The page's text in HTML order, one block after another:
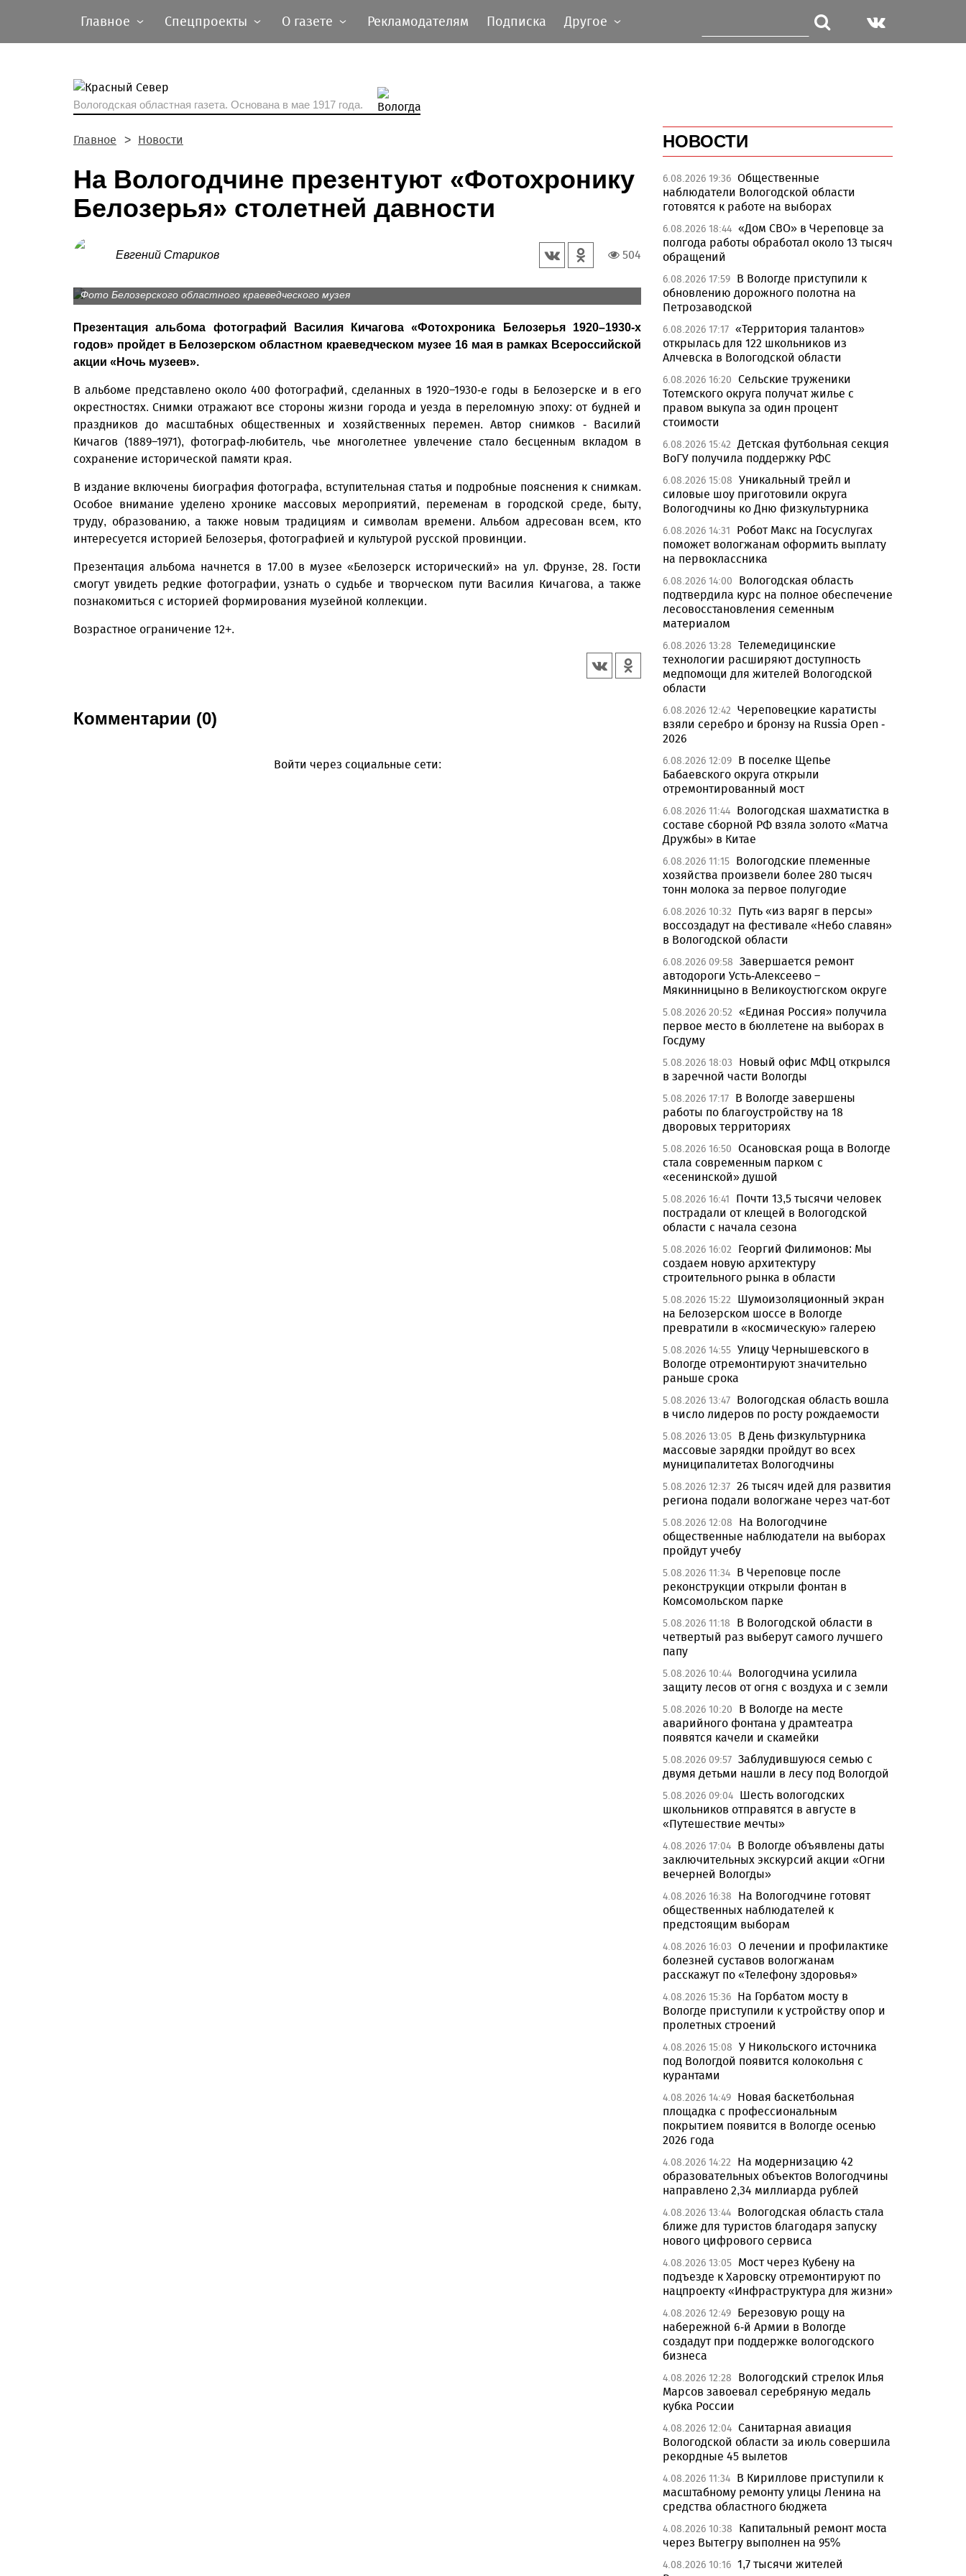
Главное Спецпроекты О газете Рекламодателям Подписка Другое
Вологодская областная газета. Основана в мае 1917 года.
Главное Новости
На Вологодчине презентуют «Фотохронику
Белозерья» столетней давности
Евгений Стариков 504
Фото Белозерского областного краеведческого музея
Презентация альбома фотографий Василия Кичагова «Фотохроника Белозерья 1920–1930-х
годов» пройдет в Белозерском областном краеведческом музее 16 мая в рамках Всероссийской
акции «Ночь музеев».
В альбоме представлено около 400 фотографий, сделанных в 1920–1930-е годы в Белозерске и в его
окрестностях. Снимки отражают все стороны жизни города и уезда в переломную эпоху: от будней и
праздников до масштабных общественных и хозяйственных перемен. Автор снимков - Василий
Кичагов (1889–1971), фотограф-любитель, чье многолетнее увлечение стало бесценным вкладом в
сохранение исторической памяти края.
В издание включены биография фотографа, вступительная статья и подробные пояснения к снимкам.
Особое внимание уделено хронике массовых мероприятий, переменам в городской среде, быту,
труду, образованию, а также новым традициям и символам времени. Альбом адресован всем, кто
интересуется историей Белозерья, фотографией и культурой русской провинции.
Презентация альбома начнется в 17.00 в музее «Белозерск исторический» на ул. Фрунзе, 28. Гости
смогут увидеть редкие фотографии, узнать о судьбе и творческом пути Василия Кичагова, а также
познакомиться с историей формирования музейной коллекции.
Возрастное ограничение 12+.
Комментарии (0)
Войти через социальные сети:
НОВОСТИ
6.08.2026 19:36 Общественные
наблюдатели Вологодской области
готовятся к работе на выборах
6.08.2026 18:44 «Дом СВО» в Череповце за
полгода работы обработал около 13 тысяч
обращений
6.08.2026 17:59 В Вологде приступили к
обновлению дорожного полотна на
Петрозаводской
6.08.2026 17:17 «Территория талантов»
открылась для 122 школьников из
Алчевска в Вологодской области
6.08.2026 16:20 Сельские труженики
Тотемского округа получат жилье с
правом выкупа за один процент
стоимости
6.08.2026 15:42 Детская футбольная секция
ВоГУ получила поддержку РФС
6.08.2026 15:08 Уникальный трейл и
силовые шоу приготовили округа
Вологодчины ко Дню физкультурника
6.08.2026 14:31
Робот Макс на Госуслугах
поможет вологжанам оформить выплату
на первоклассника
6.08.2026 14:00
Вологодская область
подтвердила курс на полное обеспечение
лесовосстановления семенным
материалом
6.08.2026 13:28 Телемедицинские
технологии расширяют доступность
медпомощи для жителей Вологодской
области
6.08.2026 12:42 Череповецкие каратисты
взяли серебро и бронзу на Russia Open -
2026
6.08.2026 12:09 В поселке Щепье
Бабаевского округа открыли
отремонтированный мост
6.08.2026 11:44 Вологодская шахматистка в
составе сборной РФ взяла золото «Матча
Дружбы» в Китае
6.08.2026 11:15 Вологодские племенные
хозяйства произвели более 280 тысяч
тонн молока за первое полугодие
6.08.2026 10:32
Путь «из варяг в персы»
воссоздадут на фестивале «Небо славян»
в Вологодской области
6.08.2026 09:58 Завершается ремонт
автодороги Усть-Алексеево –
Мякинницыно в Великоустюгском округе
5.08.2026 20:52 «Единая Россия» получила
первое место в бюллетене на выборах в
Госдуму
5.08.2026 18:03
Новый офис МФЦ открылся
в заречной части Вологды
5.08.2026 17:17 В Вологде завершены
работы по благоустройству на 18
дворовых территориях
5.08.2026 16:50 Осановская роща в Вологде
стала современным парком с
«есенинской» душой
5.08.2026 16:41
Почти 13,5 тысячи человек
пострадали от клещей в Вологодской
области с начала сезона
5.08.2026 16:02
Георгий Филимонов: Мы
создаем новую архитектуру
строительного рынка в области
5.08.2026 15:22
Шумоизоляционный экран
на Белозерском шоссе в Вологде
превратили в «космическую» галерею
5.08.2026 14:55 Улицу Чернышевского в
Вологде отремонтируют значительно
раньше срока
5.08.2026 13:47 Вологодская область вошла
в число лидеров по росту рождаемости
5.08.2026 13:05 В День физкультурника
массовые зарядки пройдут во всех
муниципалитетах Вологодчины
5.08.2026 12:37 26 тысяч идей для развития
региона подали вологжане через чат-бот
5.08.2026 12:08
На Вологодчине
общественные наблюдатели на выборах
пройдут учебу
5.08.2026 11:34 В Череповце после
реконструкции открыли фонтан в
Комсомольском парке
5.08.2026 11:18
В Вологодской области в
четвертый раз выберут самого лучшего
папу
5.08.2026 10:44 Вологодчина усилила
защиту лесов от огня с воздуха и с земли
5.08.2026 10:20
В Вологде на месте
аварийного фонтана у драмтеатра
появятся качели и скамейки
5.08.2026 09:57 Заблудившуюся семью с
двумя детьми нашли в лесу под Вологдой
5.08.2026 09:04 Шесть вологодских
школьников отправятся в августе в
«Путешествие мечты»
4.08.2026 17:04 В Вологде объявлены даты
заключительных экскурсий акции «Огни
вечерней Вологды»
4.08.2026 16:38
На Вологодчине готовят
общественных наблюдателей к
предстоящим выборам
4.08.2026 16:03 О лечении и профилактике
болезней суставов вологжанам
расскажут по «Телефону здоровья»
4.08.2026 15:36 На Горбатом мосту в
Вологде приступили к устройству опор и
пролетных строений
4.08.2026 15:08 У Никольского источника
под Вологдой появится колокольня с
курантами
4.08.2026 14:49 Новая баскетбольная
площадка с профессиональным
покрытием появится в Вологде осенью
2026 года
4.08.2026 14:22
На модернизацию 42
образовательных объектов Вологодчины
направлено 2,34 миллиарда рублей
4.08.2026 13:44 Вологодская область стала
ближе для туристов благодаря запуску
нового цифрового сервиса
4.08.2026 13:05 Мост через Кубену на
подъезде к Харовску отремонтируют по
нацпроекту «Инфраструктура для жизни»
4.08.2026 12:49 Березовую рощу на
набережной 6-й Армии в Вологде
создадут при поддержке вологодского
бизнеса
4.08.2026 12:28
Вологодский стрелок Илья
Марсов завоевал серебряную медаль
кубка России
4.08.2026 12:04 Санитарная авиация
Вологодской области за июль совершила
рекордные 45 вылетов
4.08.2026 11:34 В Кириллове приступили к
масштабному ремонту улицы Ленина на
средства областного бюджета
4.08.2026 10:38
Капитальный ремонт моста
через Вытегру выполнен на 95%
4.08.2026 10:16 1,7 тысячи жителей